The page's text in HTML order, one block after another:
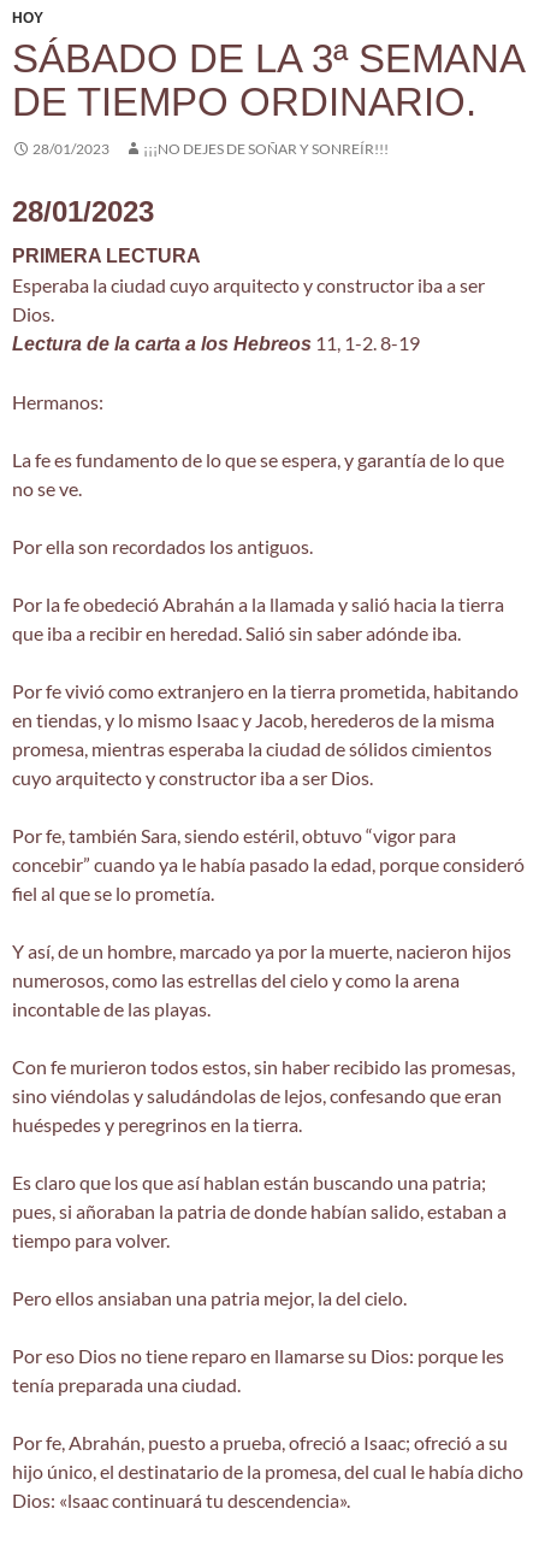
HOY
SÁBADO DE LA 3ª SEMANA
DE TIEMPO ORDINARIO.
28/01/2023 ¡¡¡NO DEJES DE SOÑAR Y SONREÍR!!!
28/01/2023
PRIMERA LECTURA
Esperaba la ciudad cuyo arquitecto y constructor iba a ser
Dios.
Lectura de la carta a los Hebreos 11, 1-2. 8-19
Hermanos:
La fe es fundamento de lo que se espera, y garantía de lo que
no se ve.
Por ella son recordados los antiguos.
Por la fe obedeció Abrahán a la llamada y salió hacia la tierra
que iba a recibir en heredad. Salió sin saber adónde iba.
Por fe vivió como extranjero en la tierra prometida, habitando
en tiendas, y lo mismo Isaac y Jacob, herederos de la misma
promesa, mientras esperaba la ciudad de sólidos cimientos
cuyo arquitecto y constructor iba a ser Dios.
Por fe, también Sara, siendo estéril, obtuvo “vigor para
concebir” cuando ya le había pasado la edad, porque consideró
fiel al que se lo prometía.
Y así, de un hombre, marcado ya por la muerte, nacieron hijos
numerosos, como las estrellas del cielo y como la arena
incontable de las playas.
Con fe murieron todos estos, sin haber recibido las promesas,
sino viéndolas y saludándolas de lejos, confesando que eran
huéspedes y peregrinos en la tierra.
Es claro que los que así hablan están buscando una patria;
pues, si añoraban la patria de donde habían salido, estaban a
tiempo para volver.
Pero ellos ansiaban una patria mejor, la del cielo.
Por eso Dios no tiene reparo en llamarse su Dios: porque les
tenía preparada una ciudad.
Por fe, Abrahán, puesto a prueba, ofreció a Isaac; ofreció a su
hijo único, el destinatario de la promesa, del cual le había dicho
Dios: «lsaac continuará tu descendencia».